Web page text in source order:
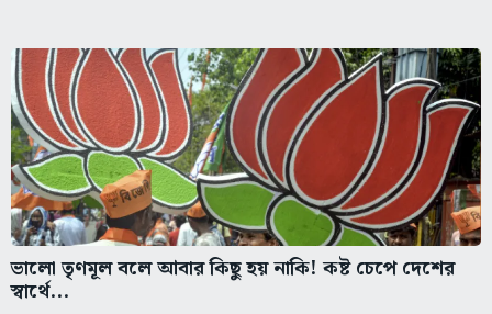
ভালো তৃণমূল বলে আবার কিছু হয় নাকি! কষ্ট চেপে দেশের
স্বার্থে...